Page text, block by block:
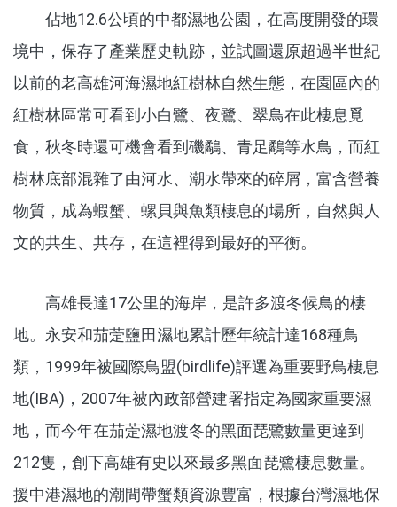
佔地12.6公頃的中都濕地公園，在高度開發的環
境中，保存了產業歷史軌跡，並試圖還原超過半世紀
以前的老高雄河海濕地紅樹林自然生態，在園區內的
紅樹林區常可看到小白鷺、夜鷺、翠鳥在此棲息覓
食，秋冬時還可機會看到磯鷸、青足鷸等水鳥，而紅
樹林底部混雜了由河水、潮水帶來的碎屑，富含營養
物質，成為蝦蟹、螺貝與魚類棲息的場所，自然與人
文的共生、共存，在這裡得到最好的平衡。
高雄長達17公里的海岸，是許多渡冬候鳥的棲
地。永安和茄萣鹽田濕地累計歷年統計達168種鳥
類，1999年被國際鳥盟(birdlife)評選為重要野鳥棲息
地(IBA)，2007年被內政部營建署指定為國家重要濕
地，而今年在茄萣濕地渡冬的黑面琵鷺數量更達到
212隻，創下高雄有史以來最多黑面琵鷺棲息數量。
援中港濕地的潮間帶蟹類資源豐富，根據台灣濕地保